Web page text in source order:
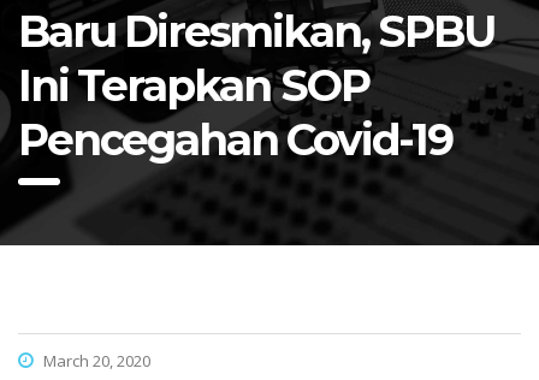
Baru Diresmikan, SPBU
Ini Terapkan SOP
Pencegahan Covid-19
March 20, 2020